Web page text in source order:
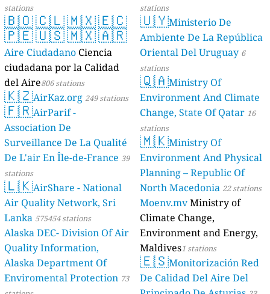
stations
🇧🇴🇨🇱🇲🇽🇪🇨
🇵🇪🇺🇸🇲🇽🇦🇷
Aire Ciudadano Ciencia
ciudadana por la Calidad
del Aire806 stations
🇰🇿AirKaz.org 249 stations
🇫🇷AirParif -
Association De
Surveillance De La Qualité
De L'air En Île-de-France 39
stations
🇱🇰AirShare - National
Air Quality Network, Sri
Lanka 575454 stations
Alaska DEC- Division Of Air
Quality Information,
Alaska Department Of
Enviromental Protection 73
stations
🇺🇾Ministerio De
Ambiente De La República
Oriental Del Uruguay 6
stations
🇶🇦Ministry Of
Environment And Climate
Change, State Of Qatar 16
stations
🇲🇰Ministry Of
Environment And Physical
Planning – Republic Of
North Macedonia 22 stations
Moenv.mvMinistry of
Climate Change,
Environment and Energy,
Maldives1 stations
🇪🇸Monitorización Red
De Calidad Del Aire Del